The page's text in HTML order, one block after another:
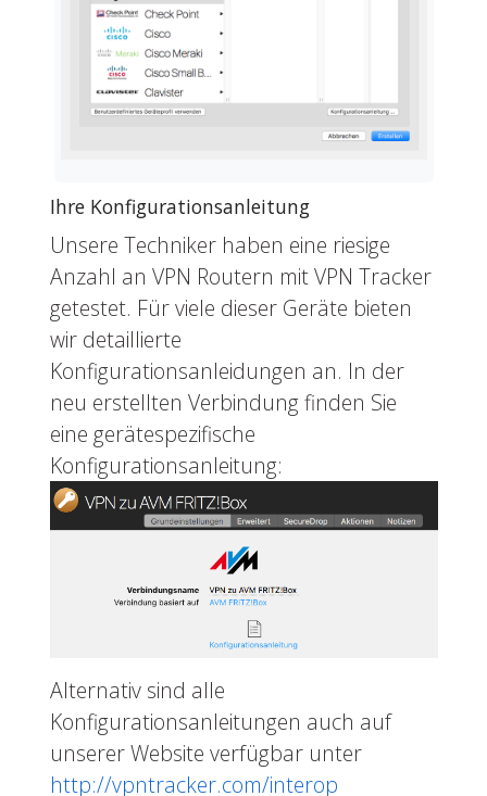
Ihre Konfigurationsanleitung
Unsere Techniker haben eine riesige
Anzahl an VPN Routern mit VPN Tracker
getestet. Für viele dieser Geräte bieten
wir detaillierte
Konfigurationsanleidungen an. In der
neu erstellten Verbindung finden Sie
eine gerätespezifische
Konfigurationsanleitung:
Alternativ sind alle
Konfigurationsanleitungen auch auf
unserer Website verfügbar unter
http://vpntracker.com/interop